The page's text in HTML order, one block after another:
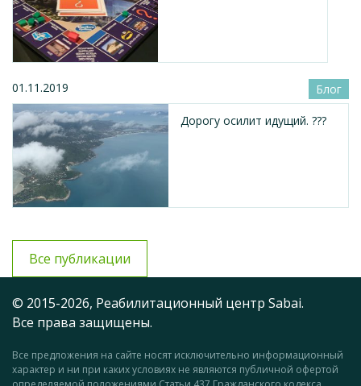
01.11.2019 Блог
Дорогу осилит идущий. ???
Все публикации
© 2015-2026, Реабилитационный центр Sabai.
Все права защищены.
Все предложения на сайте носят исключительно информационный
характер и ни при каких условиях не являются публичной офертой